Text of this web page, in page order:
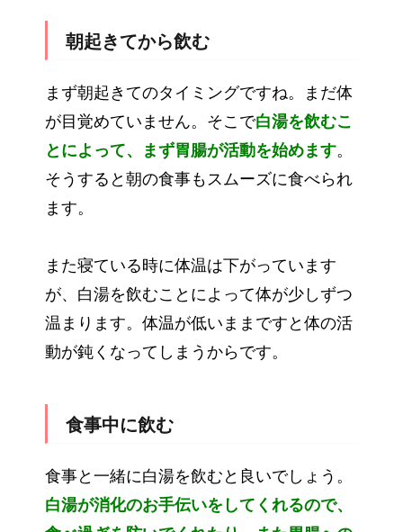
朝起きてから飲む
まず朝起きてのタイミングですね。まだ体
が目覚めていません。そこで白湯を飲むこ
とによって、まず胃腸が活動を始めます。
そうすると朝の食事もスムーズに食べられ
ます。
また寝ている時に体温は下がっています
が、白湯を飲むことによって体が少しずつ
温まります。体温が低いままですと体の活
動が鈍くなってしまうからです。
食事中に飲む
食事と一緒に白湯を飲むと良いでしょう。
白湯が消化のお手伝いをしてくれるので、